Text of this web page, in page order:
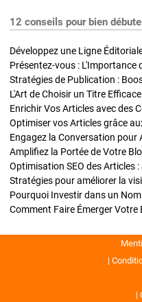
12 conseils pour bien
Développez une Ligne
Présentez-vous : L'Importance
L'Art de Choisir un Titre
Optimiser vos Articles grâce
Engagez la Conversation pour
Amplifiez la Portée de Votre